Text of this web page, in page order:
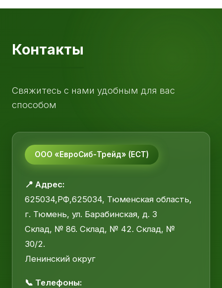
Контакты
Свяжитесь с нами удобным для вас
способом
ООО «ЕвроСиб-Трейд» (ЕСТ)
📍 Адрес:
625034,РФ,625034, Тюменская область,
г. Тюмень, ул. Барабинская, д. 3
Склад, № 86. Склад, № 42. Склад, №
30/2.
Ленинский округ
📞 Телефоны: